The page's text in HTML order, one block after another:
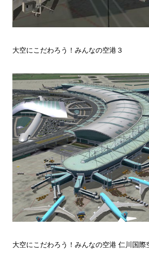
大空にこだわろう！みんなの空港３
大空にこだわろう！みんなの空港 仁川国際